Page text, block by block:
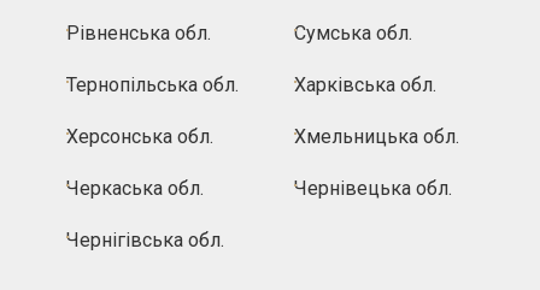
Рівненська обл. Сумська обл.
Тернопільська обл. Харківська обл.
Херсонська обл. Хмельницька обл.
Черкаська обл. Чернівецька обл.
Чернігівська обл.